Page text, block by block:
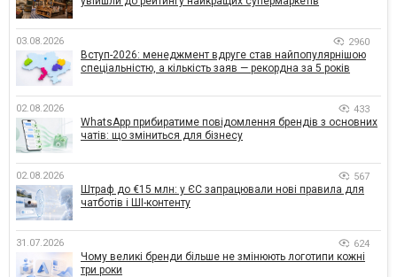
03.08.2026 2960
Вступ-2026: менеджмент вдруге став найпопулярнішою
спеціальністю, а кількість заяв — рекордна за 5 років
02.08.2026 433
WhatsApp прибиратиме повідомлення брендів з основних
чатів: що зміниться для бізнесу
02.08.2026 567
Штраф до €15 млн: у ЄС запрацювали нові правила для
чатботів і ШІ-контенту
31.07.2026 624
Чому великі бренди більше не змінюють логотипи кожні
три роки